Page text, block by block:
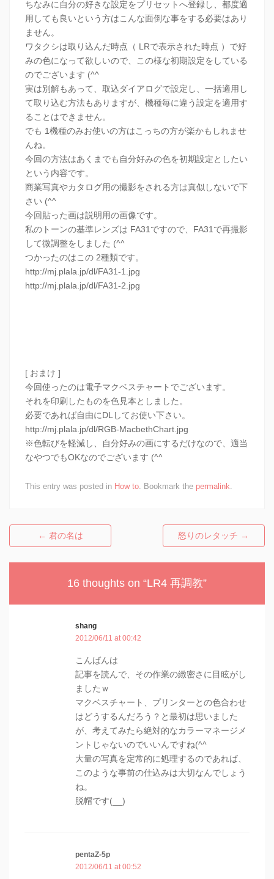
ちなみに自分の好きな設定をプリセットへ登録し、都度適
用しても良いという方はこんな面倒な事をする必要はあり
ません。
ワタクシは取り込んだ時点（ LRで表示された時点 ）で好
みの色になって欲しいので、この様な初期設定をしている
のでございます (^^
実は別解もあって、取込ダイアログで設定し、一括適用し
て取り込む方法もありますが、機種毎に違う設定を適用す
ることはできません。
でも 1機種のみお使いの方はこっちの方が楽かもしれませ
んね。
今回の方法はあくまでも自分好みの色を初期設定としたい
という内容です。
商業写真やカタログ用の撮影をされる方は真似しないで下
さい (^^
今回貼った画は説明用の画像です。
私のトーンの基準レンズは FA31ですので、FA31で再撮影
して微調整をしました (^^
つかったのはこの 2種類です。
http://mj.plala.jp/dl/FA31-1.jpg
http://mj.plala.jp/dl/FA31-2.jpg
[ おまけ ]
今回使ったのは電子マクベスチャートでございます。
それを印刷したものを色見本としました。
必要であれば自由にDLしてお使い下さい。
http://mj.plala.jp/dl/RGB-MacbethChart.jpg
※色転びを軽減し、自分好みの画にするだけなので、適当
なやつでもOKなのでございます (^^
This entry was posted in How to . Bookmark the permalink
Post navigation
← 君の名は 怒りのレタッチ →
16 thoughts on “LR4 再調教”
shang
2012/06/11 at 00:42
こんばんは
記事を読んで、その作業の緻密さに目眩がし
ましたｗ
マクベスチャート、プリンターとの色合わせ
はどうするんだろう？と最初は思いました
が、考えてみたら絶対的なカラーマネージメ
ントじゃないのでいいんですね(^^ゞ
大量の写真を定常的に処理するのであれば、
このような事前の仕込みは大切なんでしょう
ね。
脱帽です(__)
pentaZ-5p
2012/06/11 at 00:52